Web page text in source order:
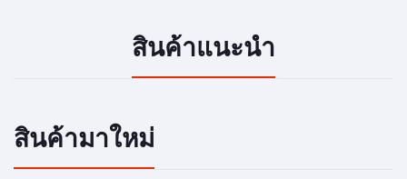
สินค้าแนะนำ
สินค้ามาใหม่